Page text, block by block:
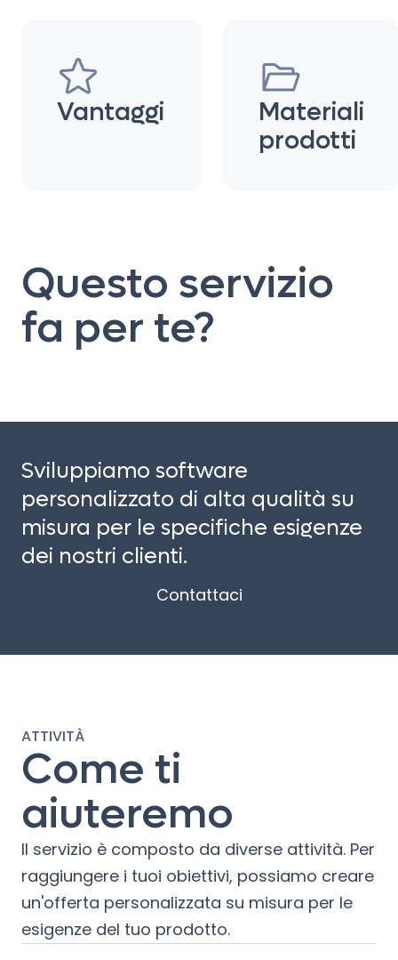
Vantaggi
Materiali
prodotti
Questo servizio
fa per te?
Sviluppiamo software
personalizzato di alta qualità su
misura per le specifiche esigenze
dei nostri clienti.
Contattaci
ATTIVITÀ
Come ti
aiuteremo
Il servizio è composto da diverse attività. Per
raggiungere i tuoi obiettivi, possiamo creare
un'offerta personalizzata su misura per le
esigenze del tuo prodotto.